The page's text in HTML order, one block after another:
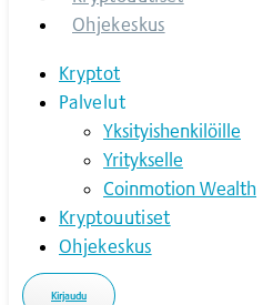
Ohjekeskus
Kryptot
Palvelut
Yksityishenkilöille
Yritykselle
Coinmotion Wealth
Kryptouutiset
Ohjekeskus
Kirjaudu